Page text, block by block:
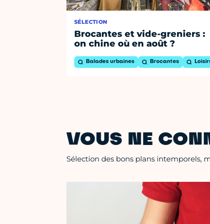
SÉLECTION
Brocantes et vide-greniers :
on chine où en août ?
Balades urbaines Brocantes
VOUS NE
Sélection des bons plans intemporels,